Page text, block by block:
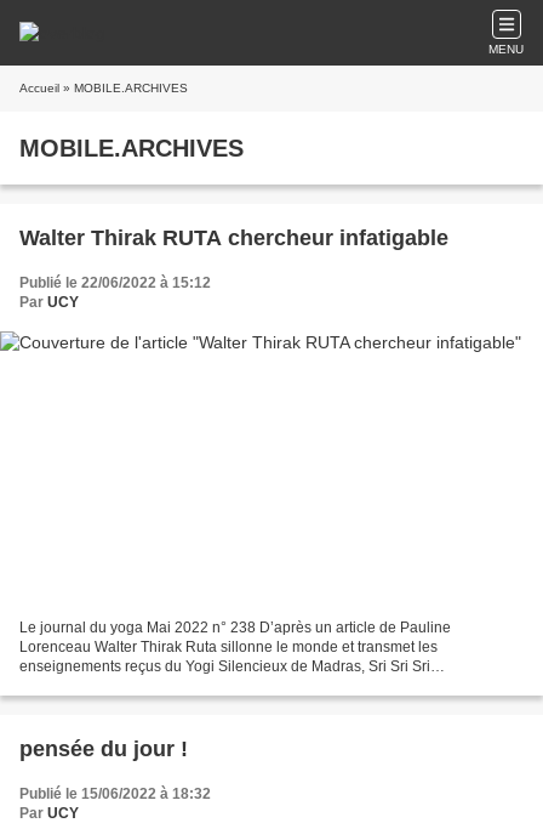
MENU
Accueil » MOBILE.ARCHIVES
MOBILE.ARCHIVES
Walter Thirak RUTA chercheur infatigable
Publié le 22/06/2022 à 15:12
Par UCY
Le journal du yoga Mai 2022 n° 238 D’après un article de Pauline
Lorenceau Walter Thirak Ruta sillonne le monde et transmet les
enseignements reçus du Yogi Silencieux de Madras, Sri Sri Sri
pensée du jour !
Publié le 15/06/2022 à 18:32
Par UCY